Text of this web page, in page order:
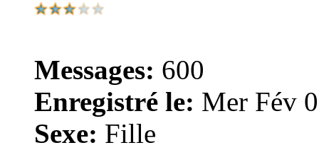
Messages: 600
Enregistré le: Mer Fév
Sexe: Fille